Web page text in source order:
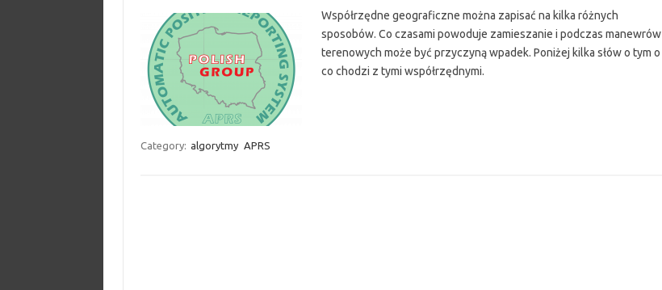
Współrzędne geograficzne można zapisać na kilka różnych
sposobów. Co czasami powoduje zamieszanie i podczas manewrów
terenowych może być przyczyną wpadek. Poniżej kilka słów o tym o
co chodzi z tymi współrzędnymi.
Category: algorytmy APRS